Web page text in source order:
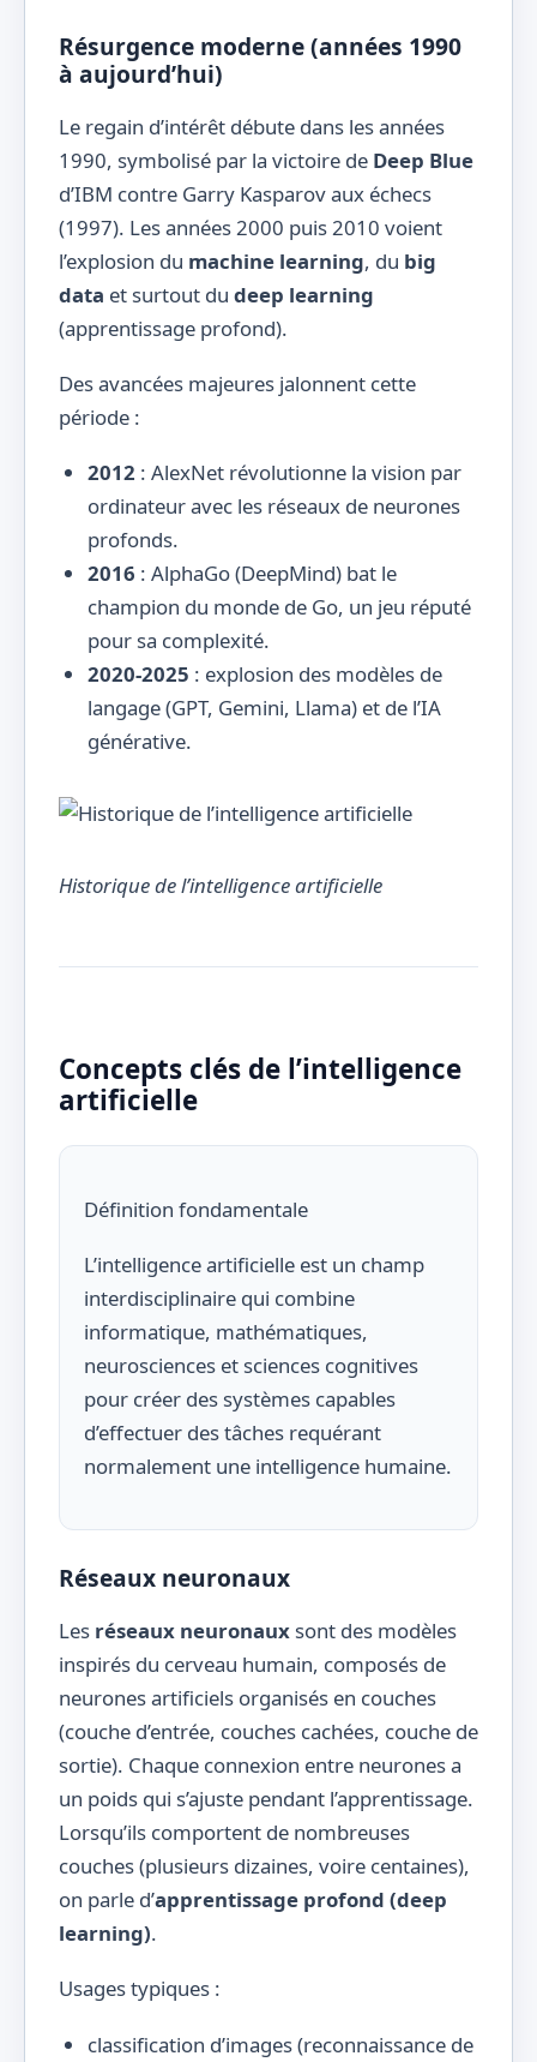
Résurgence moderne (années 1990
à aujourd’hui)
Le regain d’intérêt débute dans les années
1990, symbolisé par la victoire de Deep Blue
d’IBM contre Garry Kasparov aux échecs
(1997). Les années 2000 puis 2010 voient
l’explosion du machine learning, du big
data et surtout du deep learning
(apprentissage profond).
Des avancées majeures jalonnent cette
période :
2012 : AlexNet révolutionne la vision par
ordinateur avec les réseaux de neurones
profonds.
2016 : AlphaGo (DeepMind) bat le
champion du monde de Go, un jeu réputé
pour sa complexité.
2020-2025 : explosion des modèles de
langage (GPT, Gemini, Llama) et de l’IA
générative.
Historique de l’intelligence artificielle
Concepts clés de l’intelligence
artificielle
Définition fondamentale
L’intelligence artificielle est un champ
interdisciplinaire qui combine
informatique, mathématiques,
neurosciences et sciences cognitives
pour créer des systèmes capables
d’effectuer des tâches requérant
normalement une intelligence humaine.
Réseaux neuronaux
Les réseaux neuronaux sont des modèles
inspirés du cerveau humain, composés de
neurones artificiels organisés en couches
(couche d’entrée, couches cachées, couche de
sortie). Chaque connexion entre neurones a
un poids qui s’ajuste pendant l’apprentissage.
Lorsqu’ils comportent de nombreuses
couches (plusieurs dizaines, voire centaines),
on parle d’apprentissage profond (deep
learning).
Usages typiques :
classification d’images (reconnaissance de